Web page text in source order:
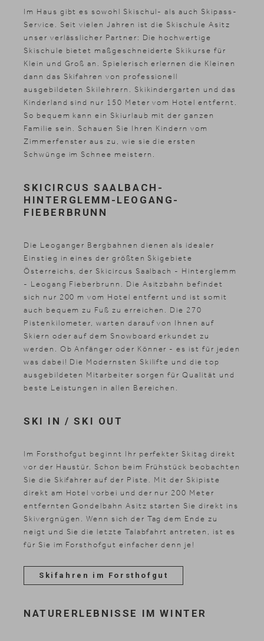
Im Haus gibt es sowohl Skischul- als auch Skipass-
Service. Seit vielen Jahren ist die Skischule Asitz
unser verlässlicher Partner: Die hochwertige
Skischule bietet maßgeschneiderte Skikurse für
Klein und Groß an. Spielerisch erlernen die Kleinen
dann das Skifahren von professionell
ausgebildeten Skilehrern. Skikindergarten und das
Kinderland sind nur 150 Meter vom Hotel entfernt.
So bequem kann ein Skiurlaub mit der ganzen
Familie sein. Schauen Sie Ihren Kindern vom
Zimmerfenster aus zu, wie sie die ersten
Schwünge im Schnee meistern.
SKICIRCUS SAALBACH-
HINTERGLEMM-LEOGANG-
FIEBERBRUNN
Die Leoganger Bergbahnen dienen als idealer
Einstieg in eines der größten Skigebiete
Österreichs, der Skicircus Saalbach - Hinterglemm
- Leogang Fieberbrunn. Die Asitzbahn befindet
sich nur 200 m vom Hotel entfernt und ist somit
auch bequem zu Fuß zu erreichen. Die 270
Pistenkilometer, warten darauf von Ihnen auf
Skiern oder auf dem Snowboard erkundet zu
werden. Ob Anfänger oder Könner - es ist für jeden
was dabei! Die Modernsten Skilifte und die top
ausgebildeten Mitarbeiter sorgen für Qualität und
beste Leistungen in allen Bereichen.
SKI IN / SKI OUT
Im Forsthofgut beginnt Ihr perfekter Skitag direkt
vor der Haustür. Schon beim Frühstück beobachten
Sie die Skifahrer auf der Piste. Mit der Skipiste
direkt am Hotel vorbei und der nur 200 Meter
entfernten Gondelbahn Asitz starten Sie direkt ins
Skivergnügen. Wenn sich der Tag dem Ende zu
neigt und Sie die letzte Talabfahrt antreten, ist es
für Sie im Forsthofgut einfacher denn je!
Skifahren im Forsthofgut
NATURERLEBNISSE IM WINTER